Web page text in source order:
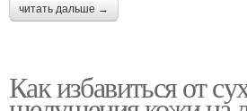
читать дальше →
Как избавиться от